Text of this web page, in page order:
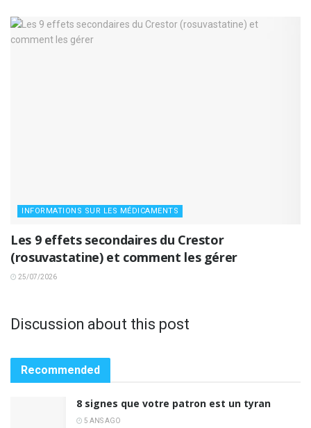
INFORMATIONS SUR LES MÉDICAMENTS
Les 9 effets secondaires du Crestor
(rosuvastatine) et comment les gérer
25/07/2026
Discussion about this post
Recommended
8 signes que votre patron est un tyran
5 ANS AGO